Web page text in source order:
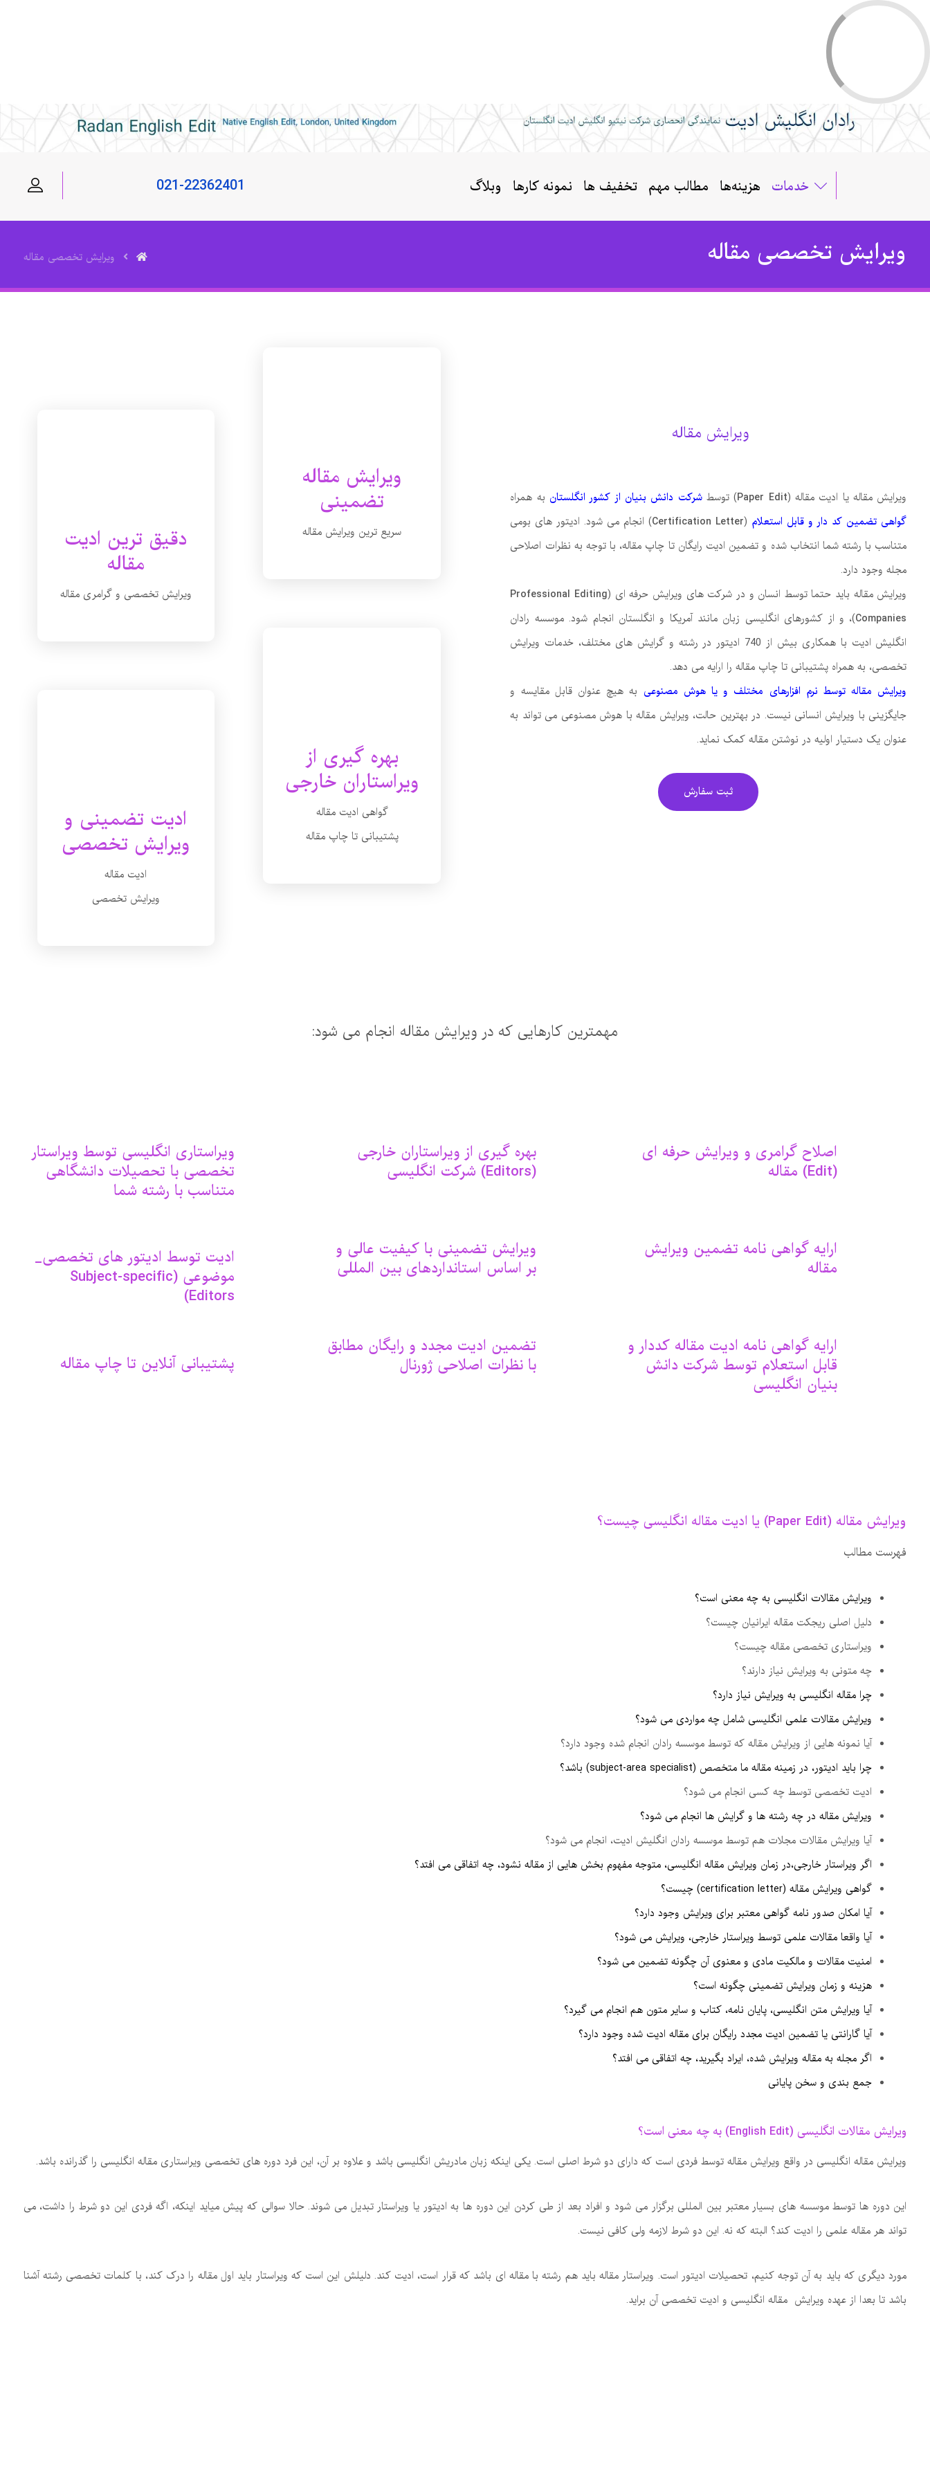
خدمات هزینه‌ها مطالب مهم تخفیف ها نمونه کارها وبلاگ 021-22362401
ویرایش تخصصی مقاله ویرایش تخصصی مقاله
ویرایش مقاله
ویرایش مقاله یا ادیت مقاله (Paper Edit) توسطشرکت دانش بنیان از کشور انگلستان به همراه
گواهی تضمین کد دار و قابل استعلام (
Certification Letter) انجام می شود. ادیتور های بومی
متناسب با رشته شما انتخاب شده و تضمین ادیت رایگان تا چاپ مقاله، با توجه به نظرات اصلاحی
مجله وجود دارد.
ویرایش مقاله باید حتما توسط انسان و در شرکت های ویرایش حرفه ای (Professional Editing
Companies)، و از کشورهای انگلیسی زبان مانند آمریکا و انگلستان انجام شود. موسسه رادان
انگلیش ادیت با همکاری بیش از 740 ادیتور در رشته و گرایش های مختلف، خدمات ویرایش
تخصصی، به همراه پشتیبانی تا چاپ مقاله را ارایه می دهد.
ویرایش مقاله توسط نرم افزارهای مختلف و یا هوش مصنوعی به هیچ عنوان قابل مقایسه و
جایگزینی با ویرایش انسانی نیست. در بهترین حالت، ویرایش مقاله با هوش مصنوعی می تواند به
عنوان یک دستیار اولیه در نوشتن مقاله کمک نماید.
ثبت سفارش
ویرایش مقاله
تضمینی
سریع ترین ویرایش مقاله
بهره گیری از
ویراستاران خارجی
گواهی ادیت مقاله
پشتیبانی تا چاپ مقاله
دقیق ترین ادیت
مقاله
ویرایش تخصصی و گرامری مقاله
ادیت تضمینی و
ویرایش تخصصی
ادیت مقاله
ویرایش تخصصی
مهمترین کارهایی که در ویرایش مقاله انجام می شود:
اصلاح گرامری و ویرایش حرفه ای
(Edit) مقاله
ارایه گواهی نامه تضمین ویرایش
مقاله
ارایه گواهی نامه ادیت مقاله کددار و
قابل استعلام توسط شرکت دانش
بنیان انگلیسی
بهره گیری از ویراستاران خارجی
(Editors) شرکت انگلیسی
ویرایش تضمینی با کیفیت عالی و
بر اساس استانداردهای بین المللی
تضمین ادیت مجدد و رایگان مطابق
با نظرات اصلاحی ژورنال
ویراستاری انگلیسی توسط ویراستار
تخصصی با تحصیلات دانشگاهی
متناسب با رشته شما
ادیت توسط ادیتور های تخصصی_
موضوعی (Subject-specific
Editors)
پشتیبانی آنلاین تا چاپ مقاله
ویرایش مقاله (Paper Edit) یا ادیت مقاله انگلیسی چیست؟
فهرست مطالب
ویرایش مقالات انگلیسی به چه معنی است؟
دلیل اصلی ریجکت مقاله ایرانیان چیست؟
ویراستاری تخصصی مقاله چیست؟
چه متونی به ویرایش نیاز دارند؟
چرا مقاله انگلیسی به ویرایش نیاز دارد؟
ویرایش مقالات علمی انگلیسی شامل چه مواردی می شود؟
آیا نمونه هایی از ویرایش مقاله که توسط موسسه رادان انجام شده وجود دارد؟
چرا باید ادیتور، در زمینه مقاله ما متخصص (subject-area specialist) باشد؟
ادیت تخصصی توسط چه کسی انجام می شود؟
ویرایش مقاله در چه رشته ها و گرایش ها انجام می شود؟
آیا ویرایش مقالات مجلات هم توسط موسسه رادان انگلیش ادیت، انجام می شود؟
اگر ویراستار خارجی،در زمان ویرایش مقاله انگلیسی، متوجه مفهوم بخش هایی از مقاله نشود، چه اتفاقی می افتد؟
گواهی ویرایش مقاله (certification letter) چیست؟
آیا امکان صدور نامه گواهی معتبر برای ویرایش وجود دارد؟
آیا واقعا مقالات علمی توسط ویراستار خارجی، ویرایش می شود؟
امنیت مقالات و مالکیت مادی و معنوی آن چگونه تضمین می شود؟
هزینه و زمان ویرایش تضمینی چگونه است؟
آیا ویرایش متن انگلیسی، پایان نامه، کتاب و سایر متون هم انجام می گیرد؟
آیا گارانتی یا تضمین ادیت مجدد رایگان برای مقاله ادیت شده وجود دارد؟
اگر مجله به مقاله ویرایش شده، ایراد بگیرید، چه اتفاقی می افتد؟
جمع بندی و سخن پایانی
ویرایش مقالات انگلیسی (English Edit) به چه معنی است؟
ویرایش مقاله انگلیسی در واقع ویرایش مقاله توسط فردی است که دارای دو شرط اصلی است. یکی اینکه زبان مادریش انگلیسی باشد و علاوه بر آن، این فرد دوره های تخصصی ویراستاری مقاله انگلیسی را گذرانده باشد.
این دوره ها توسط موسسه های بسیار معتبر بین المللی برگزار می شود و افراد بعد از طی کردن این دوره ها به ادیتور یا ویراستار تبدیل می شوند. حالا سوالی که پیش میاید اینکه، اگه فردی این دو شرط را داشت، می
تواند هر مقاله علمی را ادیت کند؟ البته که نه. این دو شرط لازمه ولی کافی نیست.
مورد دیگری که باید به آن توجه کنیم، تحصیلات ادیتور است. ویراستار مقاله باید هم رشته با مقاله ای باشد که قرار است، ادیت کند. دلیلش این است که ویراستار باید اول مقاله را درک کند، با کلمات تخصصی رشته آشنا
باشد تا بعدا از عهده ویرایش مقاله انگلیسی و ادیت تخصصی آن براید.